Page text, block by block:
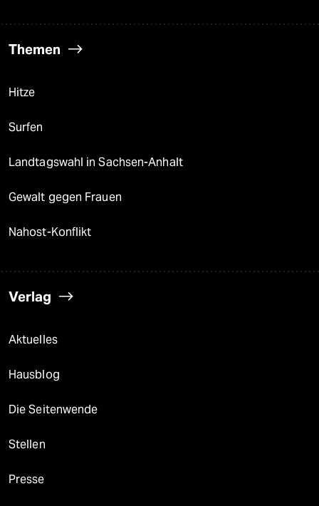
Themen
Hitze
Surfen
Landtagswahl in Sachsen-Anhalt
Gewalt gegen Frauen
Nahost-Konflikt
Verlag
Aktuelles
Hausblog
Die Seitenwende
Stellen
Presse